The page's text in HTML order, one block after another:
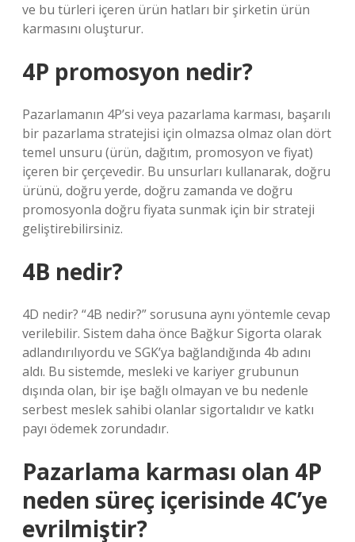
ve bu türleri içeren ürün hatları bir şirketin ürün
karmasını oluşturur.
4P promosyon nedir?
Pazarlamanın 4P’si veya pazarlama karması, başarılı
bir pazarlama stratejisi için olmazsa olmaz olan dört
temel unsuru (ürün, dağıtım, promosyon ve fiyat)
içeren bir çerçevedir. Bu unsurları kullanarak, doğru
ürünü, doğru yerde, doğru zamanda ve doğru
promosyonla doğru fiyata sunmak için bir strateji
geliştirebilirsiniz.
4B nedir?
4D nedir? “4B nedir?” sorusuna aynı yöntemle cevap
verilebilir. Sistem daha önce Bağkur Sigorta olarak
adlandırılıyordu ve SGK’ya bağlandığında 4b adını
aldı. Bu sistemde, mesleki ve kariyer grubunun
dışında olan, bir işe bağlı olmayan ve bu nedenle
serbest meslek sahibi olanlar sigortalıdır ve katkı
payı ödemek zorundadır.
Pazarlama karması olan 4P
neden süreç içerisinde 4C’ye
evrilmiştir?